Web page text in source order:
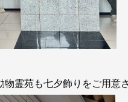
霊苑も七夕飾りをご用意